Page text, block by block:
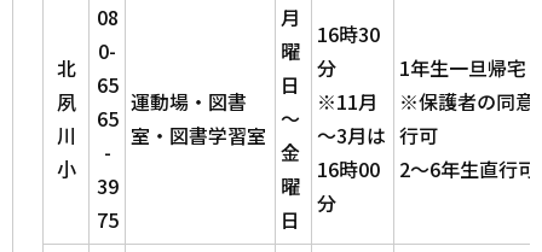
北
夙
川
小
08
0-
65
65
-
39
75
運動場・図書
室・図書学習室
月
曜
日
～
金
曜
日
16時30
分
※11月
～3月は
16時00
分
1年生一旦帰宅
※保護者の同意
行可
2～6年生直行可